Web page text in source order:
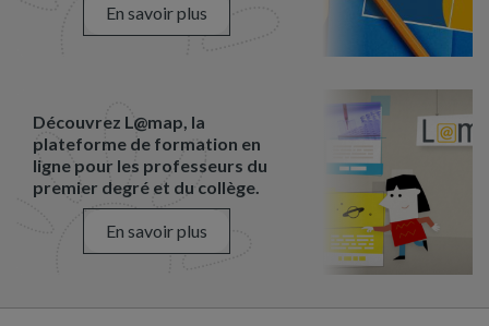
En savoir plus
Découvrez L@map, la
plateforme de formation en
ligne pour les professeurs du
premier degré et du collège.
En savoir plus